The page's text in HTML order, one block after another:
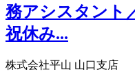
務アシスタント
祝休み...
株式会社平山 山口支店